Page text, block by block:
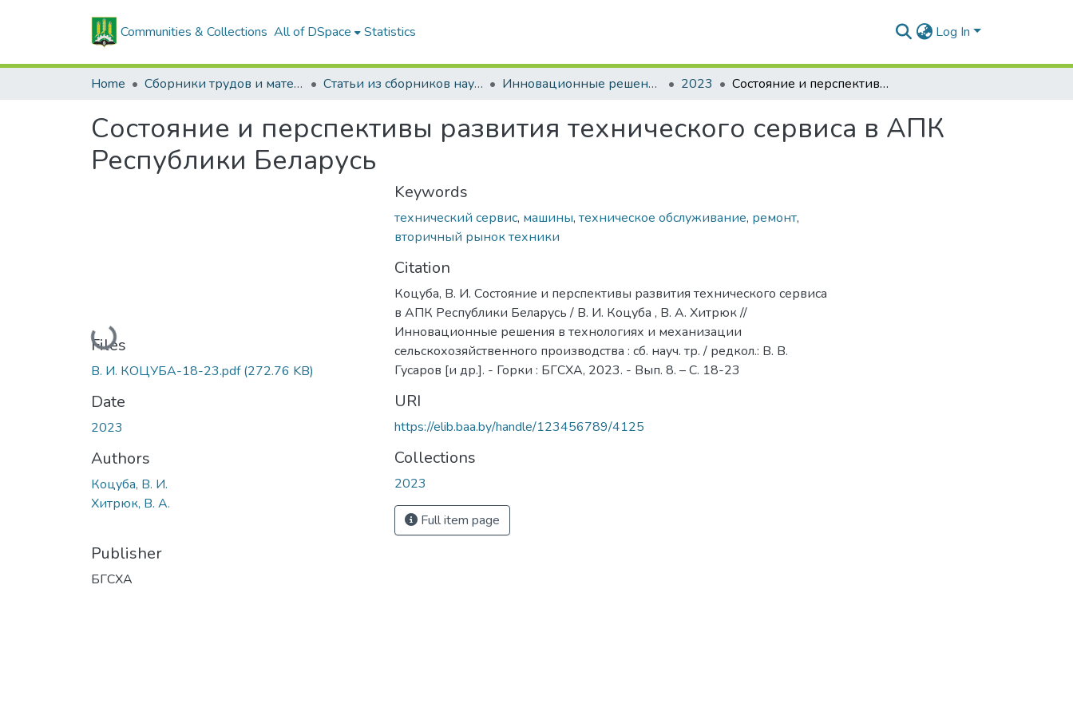
Communities & Collections All of DSpace Statistics Log In
Home Сборники трудов и материалов конференций Статьи из сборников научных трудов Инновационные решения в технологиях и механизации сельскохозяйственного производства 2023 Состояние и перспективы развития технического сервиса в АПК Республики Беларусь
Состояние и перспективы развития технического сервиса в АПК
Республики Беларусь
Loading...
Files
В. И. КОЦУБА-18-23.pdf(272.76 KB)
Date
2023
Authors
Коцуба, В. И.
Хитрюк, В. А.
Publisher
БГСХА
Keywords
технический сервис, машины, техническое обслуживание, ремонт,
вторичный рынок техники
Citation
Коцуба, В. И. Состояние и перспективы развития технического сервиса
в АПК Республики Беларусь / В. И. Коцуба , В. А. Хитрюк //
Инновационные решения в технологиях и механизации
сельскохозяйственного производства : сб. науч. тр. / редкол.: В. В.
Гусаров [и др.]. - Горки : БГСХА, 2023. - Вып. 8. – С. 18-23
URI
https://elib.baa.by/handle/123456789/4125
Collections
2023
Full item page